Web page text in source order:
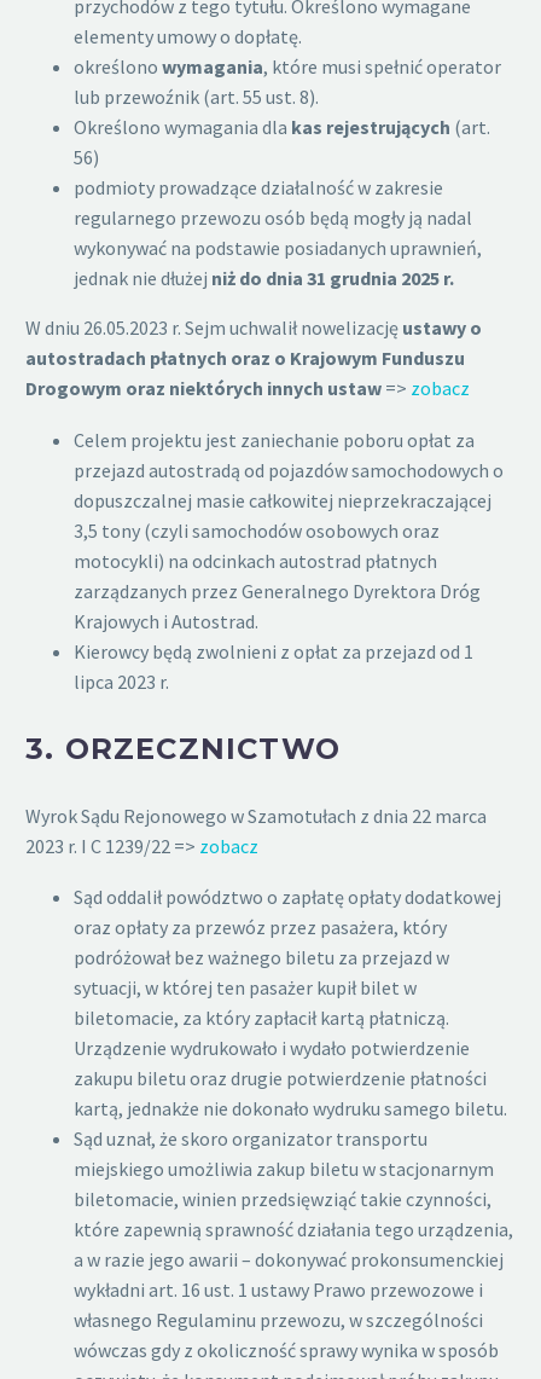
przychodów z tego tytułu. Określono wymagane
elementy umowy o dopłatę.
określono wymagania, które musi spełnić operator
lub przewoźnik (art. 55 ust. 8).
Określono wymagania dla kas rejestrujących (art.
56)
podmioty prowadzące działalność w zakresie
regularnego przewozu osób będą mogły ją nadal
wykonywać na podstawie posiadanych uprawnień,
jednak nie dłużej niż do dnia 31 grudnia 2025 r.
W dniu 26.05.2023 r. Sejm uchwalił nowelizację ustawy o
autostradach płatnych oraz o Krajowym Funduszu
Drogowym oraz niektórych innych ustaw => zobacz
Celem projektu jest zaniechanie poboru opłat za
przejazd autostradą od pojazdów samochodowych o
dopuszczalnej masie całkowitej nieprzekraczającej
3,5 tony (czyli samochodów osobowych oraz
motocykli) na odcinkach autostrad płatnych
zarządzanych przez Generalnego Dyrektora Dróg
Krajowych i Autostrad.
Kierowcy będą zwolnieni z opłat za przejazd od 1
lipca 2023 r.
3. ORZECZNICTWO
Wyrok Sądu Rejonowego w Szamotułach z dnia 22 marca
2023 r. I C 1239/22 => zobacz
Sąd oddalił powództwo o zapłatę opłaty dodatkowej
oraz opłaty za przewóz przez pasażera, który
podróżował bez ważnego biletu za przejazd w
sytuacji, w której ten pasażer kupił bilet w
biletomacie, za który zapłacił kartą płatniczą.
Urządzenie wydrukowało i wydało potwierdzenie
zakupu biletu oraz drugie potwierdzenie płatności
kartą, jednakże nie dokonało wydruku samego biletu.
Sąd uznał, że skoro organizator transportu
miejskiego umożliwia zakup biletu w stacjonarnym
biletomacie, winien przedsięwziąć takie czynności,
które zapewnią sprawność działania tego urządzenia,
a w razie jego awarii – dokonywać prokonsumenckiej
wykładni art. 16 ust. 1 ustawy Prawo przewozowe i
własnego Regulaminu przewozu, w szczególności
wówczas gdy z okoliczność sprawy wynika w sposób